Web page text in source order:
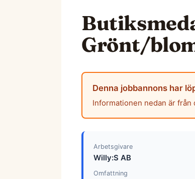
Grönt/
Denna jobbannons har
Informationen nedan är
Arbetsgivare
Willy:S AB
Omfattning